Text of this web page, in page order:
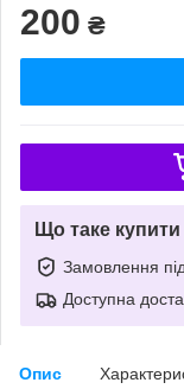
200 ₴
Що таке
Замовлення
Доступна
Опис